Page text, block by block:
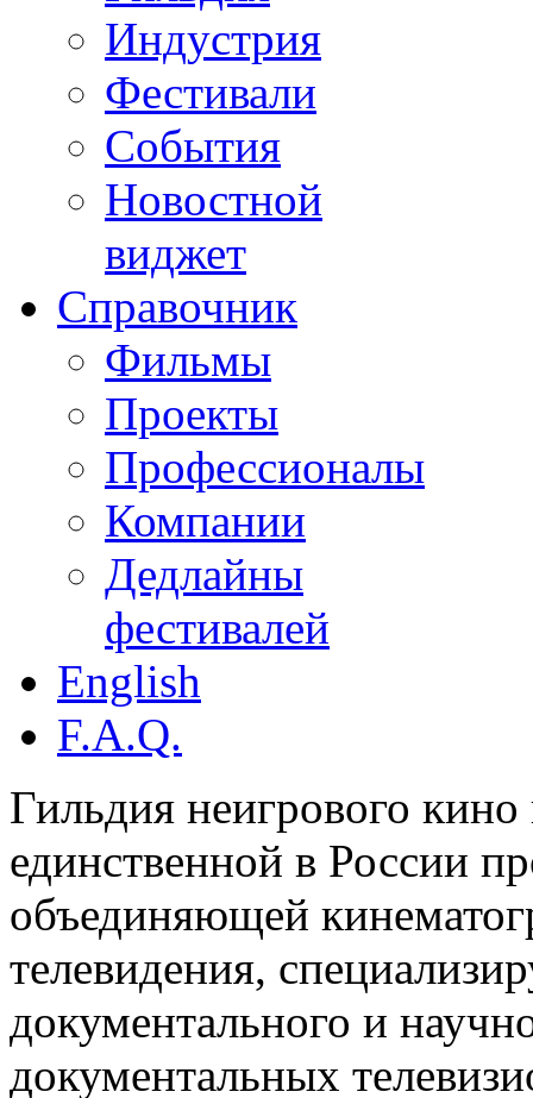
Индустрия
Фестивали
События
Новостной
виджет
Справочник
Фильмы
Проекты
Профессионалы
Компании
Дедлайны
фестивалей
English
F.A.Q.
Гильдия неигрового кино
единственной в России
объединяющей
телевидения,
документального и
документальных